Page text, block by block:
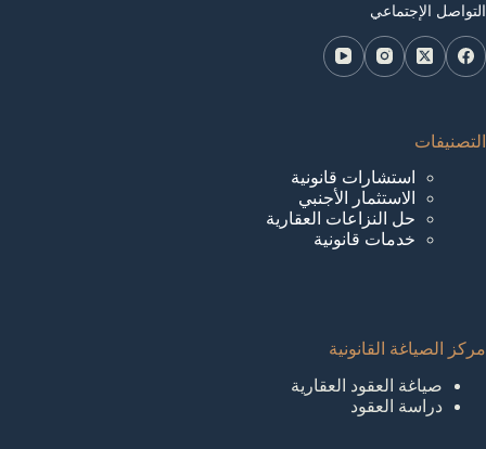
التواصل الإجتماعي
التصنيفات
استشارات قانونية
الاستثمار الأجنبي
حل النزاعات العقارية
خدمات قانونية
مركز الصياغة القانونية
صياغة العقود العقارية
دراسة العقود